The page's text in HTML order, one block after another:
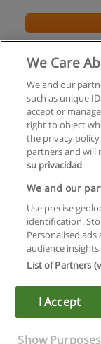
Curso -
ESE - Escola
Copyright ©
We Care
We and our
such as unique
accept or
right to object
the privacy
partners and will
su privacidad
We and our
Use precise
identification.
Personalised
audience
List of Partners
I Accept
Show Purposes